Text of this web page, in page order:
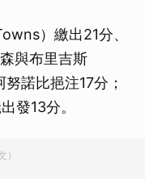
）繳出21分、
與布里吉斯
諾比挹注17分；
發13分。